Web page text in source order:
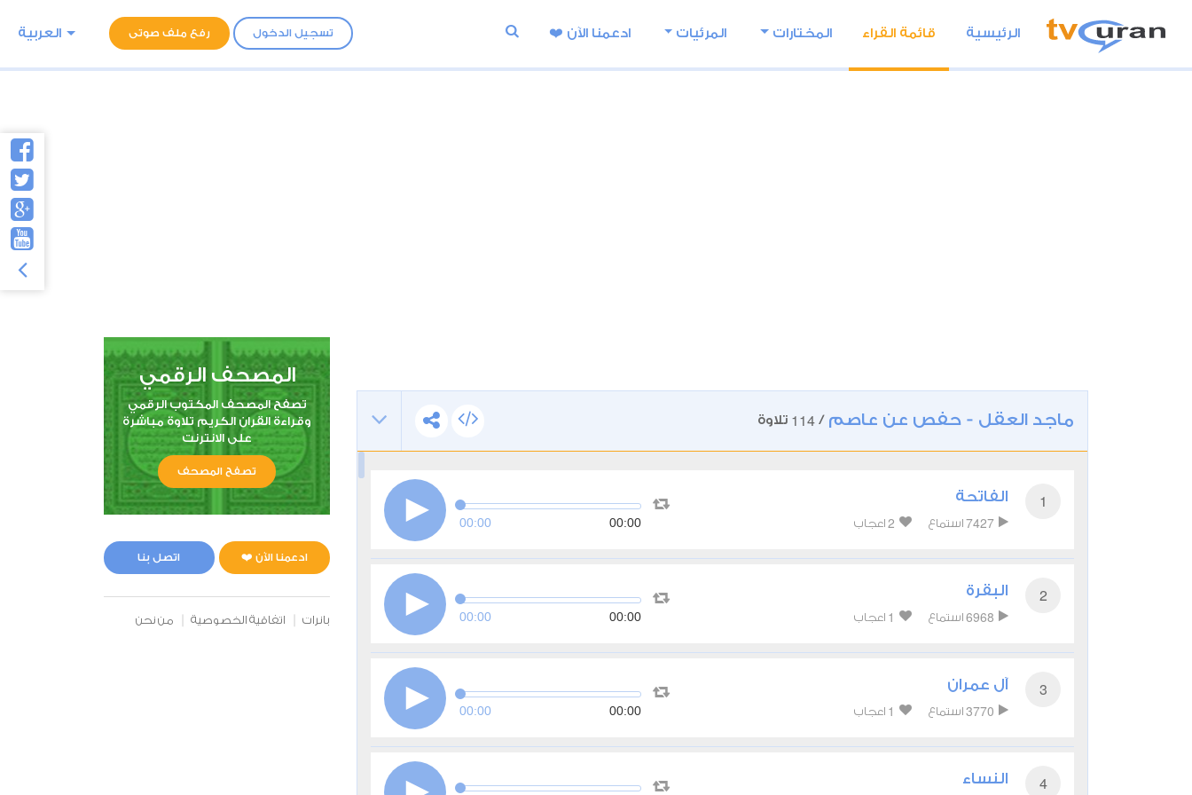
تسجيل الدخول رفع ملف صوتى العربية الرئيسية قائمة القراء المختارات المرئيات ادعمنا اﻵن ❤️
ماجد العقل - حفص عن عاصم /
114 تلاوة
1 الفاتحة
7427 استماع 2 اعجاب 00:00 00:00
2 البقرة
6968 استماع 1 اعجاب 00:00 00:00
3 آل عمران
3770 استماع 1 اعجاب 00:00 00:00
4 النساء
المصحف الرقمي
تصفح المصحف المكتوب الرقمي
وقراءة القران الكريم تلاوة مباشرة
على الانترنت
تصفح المصحف
ادعمنا الآن ❤️ اتصل بنا
بانرات اتفاقية الخصوصية من نحن